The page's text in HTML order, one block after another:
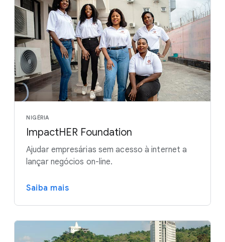
NIGÉRIA
ImpactHER Foundation
Ajudar empresárias sem acesso à internet a
lançar negócios on-line.
Saiba mais